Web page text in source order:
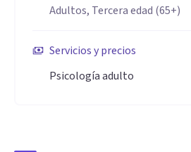
Adultos, Tercera edad (65+)
Servicios y precios
Psicología adulto